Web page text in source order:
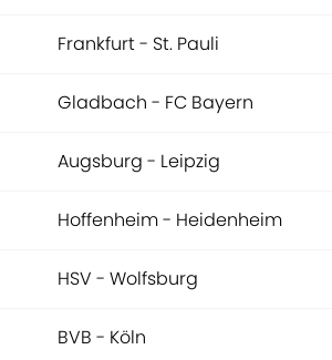
Frankfurt - St. Pauli
Gladbach - FC Bayern
Augsburg - Leipzig
Hoffenheim - Heidenheim
HSV - Wolfsburg
BVB - Köln